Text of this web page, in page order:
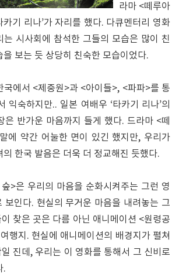
라마 <떼루아
카기 리나’가 자리를 했다. 다큐멘터리 영화
는 시사회에 참석한 그들의 모습은 많이 친
을 보는 듯 상당히 친숙한 모습이었다.
국에서 <제중원>과 <아이들>, <파파>를 통
익숙하지만.. 일본 여배우 ‘타카기 리나’의
은 반가운 마음까지 들게 했다. 드라마 <떼
에 약간 어눌한 면이 있긴 했지만, 우리가
의 한국 발음은 더욱 더 정교해진 듯했다.
>은 우리의 마음을 순화시켜주는 그런 영
보인다. 현실의 무거운 마음을 내려놓는 그
찾은 곳은 다름 아닌 애니메이션 <원령공
행지. 현실에 애니메이션의 배경지가 펼쳐
진데, 우리는 이 영화를 통해서 그 신비로
.